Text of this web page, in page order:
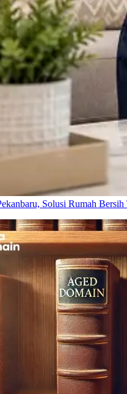
Solusi Rumah Bersih